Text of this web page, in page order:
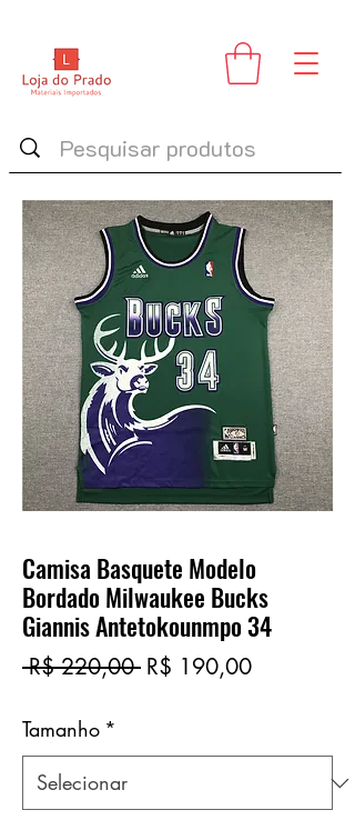
Camisa Basquete Modelo
Bordado Milwaukee Bucks
Giannis Antetokounmpo 34
R$ 220,00 Preço
R$ 190,00Preço
Tamanho *